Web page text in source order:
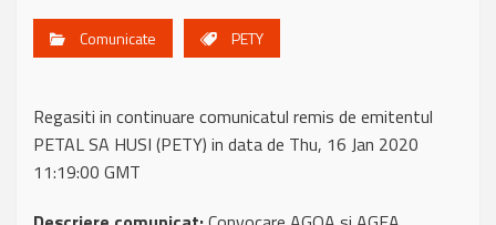
Comunicate PETY
Regasiti in continuare comunicatul remis de emitentul
PETAL SA HUSI (PETY) in data de Thu, 16 Jan 2020
11:19:00 GMT